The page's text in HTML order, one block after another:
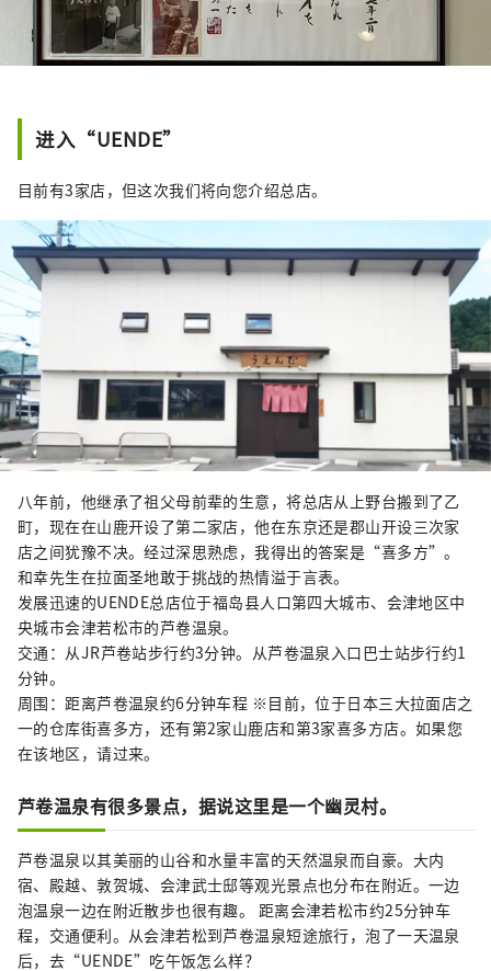
进入“UENDE”
目前有3家店，但这次我们将向您介绍总店。
八年前，他继承了祖父母前辈的生意，将总店从上野台搬到了乙
町，现在在山鹿开设了第二家店，他在东京还是郡山开设三次家
店之间犹豫不决。经过深思熟虑，我得出的答案是“喜多方”。
和幸先生在拉面圣地敢于挑战的热情溢于言表。
发展迅速的UENDE总店位于福岛县人口第四大城市、会津地区中
央城市会津若松市的芦卷温泉。
交通：从JR芦卷站步行约3分钟。从芦卷温泉入口巴士站步行约1
分钟。
周围：距离芦卷温泉约6分钟车程 ※目前，位于日本三大拉面店之
一的仓库街喜多方，还有第2家山鹿店和第3家喜多方店。如果您
在该地区，请过来。
芦卷温泉有很多景点，据说这里是一个幽灵村。
芦卷温泉以其美丽的山谷和水量丰富的天然温泉而自豪。大内
宿、殿越、敦贺城、会津武士邸等观光景点也分布在附近。一边
泡温泉一边在附近散步也很有趣。 距离会津若松市约25分钟车
程，交通便利。从会津若松到芦卷温泉短途旅行，泡了一天温泉
后，去“UENDE”吃午饭怎么样？